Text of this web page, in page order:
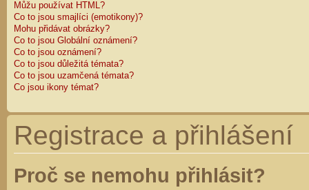
Můžu používat HTML?
Co to jsou smajlíci (emotikony)?
Mohu přidávat obrázky?
Co to jsou Globální oznámení?
Co to jsou oznámení?
Co to jsou důležitá témata?
Co to jsou uzamčená témata?
Co jsou ikony témat?
Registrace a přihlášení
Proč se nemohu přihlásit?